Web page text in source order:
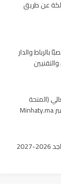
عن طريق
يعلن عن توظيف 21 منصبًا بالرباط والدار
(المنحة